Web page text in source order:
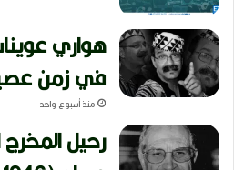
هواري
في زمن
منذ أسبوع واحد
رحيل